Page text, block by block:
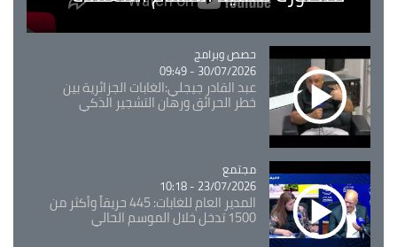
Catégorie
حصص وبرامج
30/07/2026 - 09:49
عبد القادر جيجلي:الغابات الجزائرية بين
خطر الحرائق ورهان التشجير الذكي
Catégorie
مجتمع
23/07/2026 - 10:18
المدير العام للغابات: 445 حريقاً وأكثر من
1500 تدخل خلال الموسم الحالي